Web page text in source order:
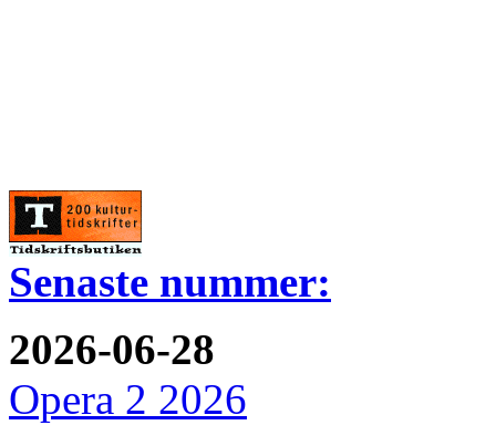
Senaste nummer:
2026-06-28
Opera 2 2026